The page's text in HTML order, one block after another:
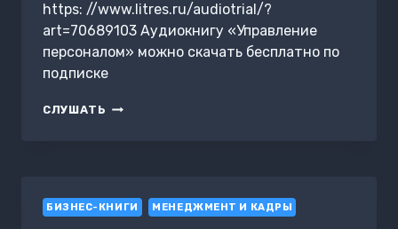
https: //www.litres.ru/audiotrial/?
art=70689103 Аудиокнигу «Управление
персоналом» можно скачать бесплатно по
подписке
СЛУШАТЬ УПРАВЛЕНИЕ
БИЗНЕС-КНИГИ МЕНЕДЖМЕНТ И КАДРЫ